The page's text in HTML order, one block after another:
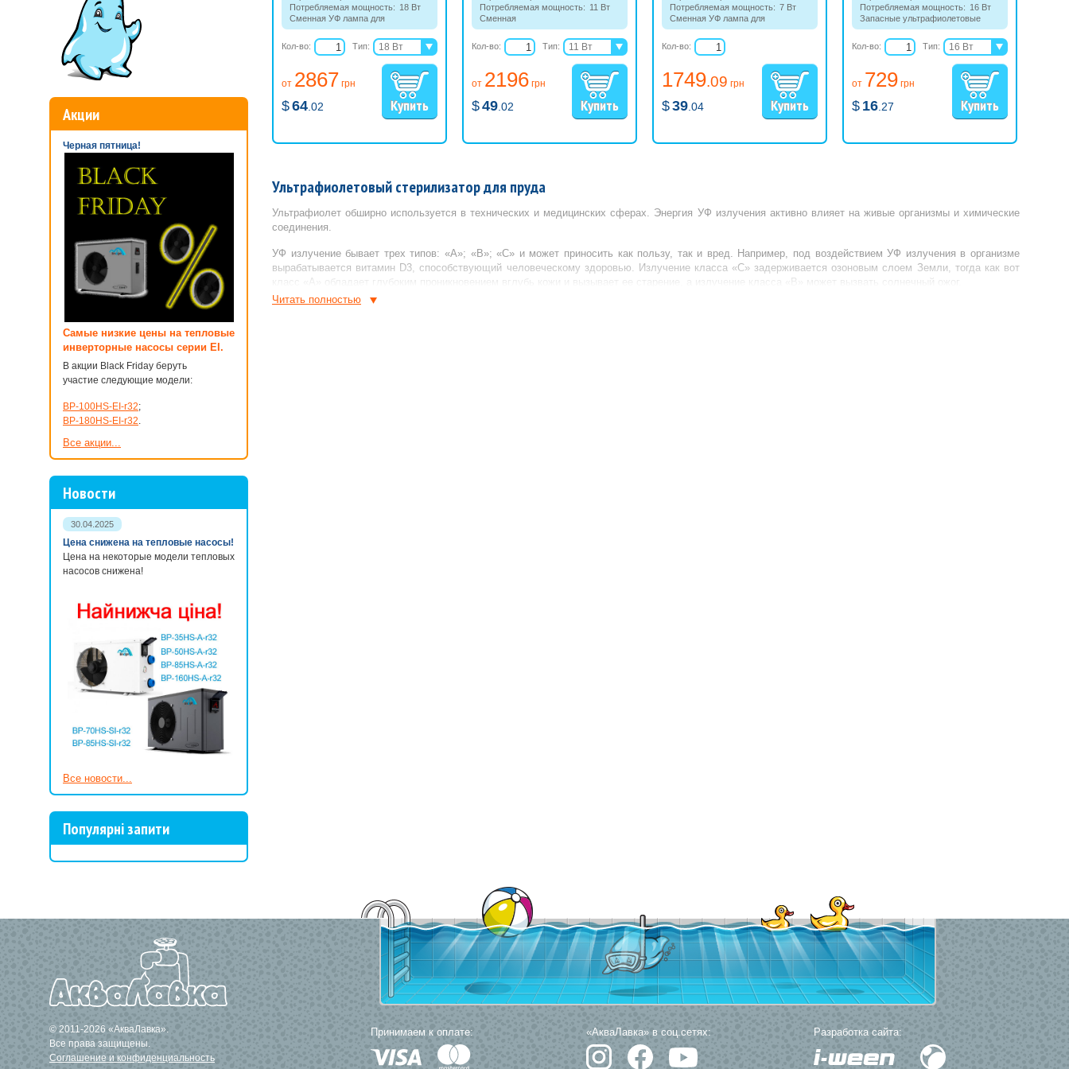
Потребляемая мощность: 18 Вт
Сменная УФ лампа для
стерилизатора Bitron.
от 2867 грн
$64 .02
Кол-во: Тип:
18 Вт
24 Вт
36 Вт
55 Вт
Потребляемая мощность: 11 Вт
Сменная
ультрафиолетовая лампа для
УФ стерилизатора Vitronic.
от 2196 грн
$49 .02
Кол-во: Тип:
11 Вт
18 Вт
36 Вт
55 Вт
Потребляемая мощность: 7 Вт
Сменная УФ лампа для
фильтрационных установок
PONTEC.
1749.09 грн
$39 .04
Кол-во:
Потребляемая мощность: 16 Вт
Запасные ультрафиолетовые
лампы для УФ установок серии
Eco для прудов.
от 729 грн
$ 16 .27
Кол-во: Тип:
16 Вт
40 Вт
80 Вт
Ультрафиолетовый стерилизатор для пруда
Ультрафиолет обширно используется в технических и медицинских сферах. Энергия УФ излучения активно влияет на живые организмы и химические
соединения.
УФ излучение бывает трех типов: «А»; «B»; «С» и может приносить как пользу, так и вред. Например, под воздействием УФ излучения в организме
вырабатывается витамин D3, способствующий человеческому здоровью. Излучение класса «С» задерживается озоновым слоем Земли, тогда как вот
класс «А» обладает глубоким проникновением вглубь кожи и вызывает ее старение, а излучение класса «В» может вызвать солнечный ожог.
Но УФ лампы, излучающие ультрафиолет, обладают очень полезным свойством – они способны обеззараживать воду и эффективно борются с
Читать полностью
Акции
Черная пятница!
Самые низкие цены на тепловые
инверторные насосы серии EI.
В акции Black Friday беруть
участие следующие модели:
BP-100HS-EI-r32;
BP-180HS-EI-r32.
Все акции...
Новости
30.04.2025
Цена снижена на тепловые насосы!
Цена на некоторые модели тепловых
насосов снижена!
Все новости...
Популярні запити
© 2011-2026 «АкваЛавка».
Все права защищены.
Соглашение и конфиденциальность